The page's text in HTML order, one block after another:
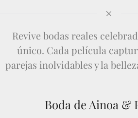
Revive bodas reales
único. Cada película
parejas inolvidables y la
Boda de Ainoa &